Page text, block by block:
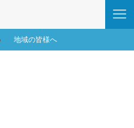
地域の皆様へ